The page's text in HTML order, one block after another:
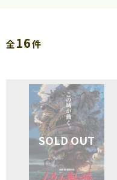
全16件